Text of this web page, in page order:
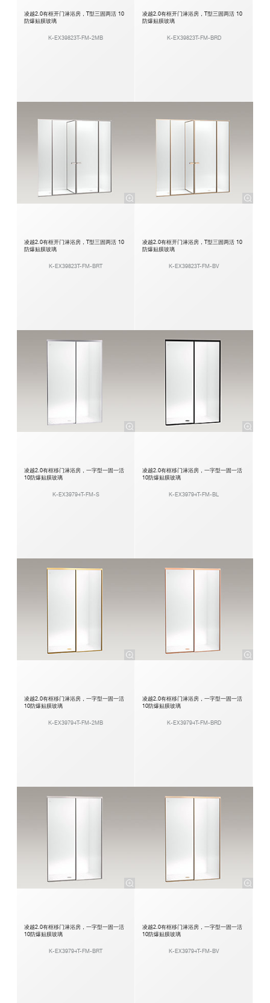
凌越2.0有框开门淋浴房，T型三固两活 10
防爆贴膜玻璃
K-EX39823T-FM-2MB
凌越2.0有框开门淋浴房，T型三固两活 10
防爆贴膜玻璃
K-EX39823T-FM-BRD
凌越2.0有框开门淋浴房，T型三固两活 10
防爆贴膜玻璃
K-EX39823T-FM-BRT
凌越2.0有框开门淋浴房，T型三固两活 10
防爆贴膜玻璃
K-EX39823T-FM-BV
凌越2.0有框移门淋浴房，一字型一固一活
10防爆贴膜玻璃
K-EX39794T-FM-S
凌越2.0有框移门淋浴房，一字型一固一活
10防爆贴膜玻璃
K-EX39794T-FM-BL
凌越2.0有框移门淋浴房，一字型一固一活
10防爆贴膜玻璃
K-EX39794T-FM-2MB
凌越2.0有框移门淋浴房，一字型一固一活
10防爆贴膜玻璃
K-EX39794T-FM-BRD
凌越2.0有框移门淋浴房，一字型一固一活
10防爆贴膜玻璃
K-EX39794T-FM-BRT
凌越2.0有框移门淋浴房，一字型一固一活
10防爆贴膜玻璃
K-EX39794T-FM-BV